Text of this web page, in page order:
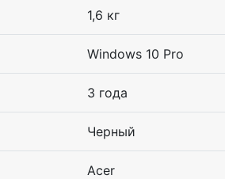
1,6 кг
Windows 10 Pro
3 года
Черный
Acer